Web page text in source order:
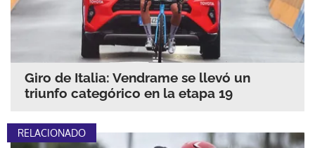
Giro de Italia: Vendrame se llevó un
triunfo categórico en la etapa 19
RELACIONADO